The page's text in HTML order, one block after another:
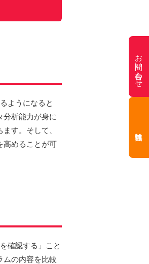
ようになると
分析能力が身に
す。そして、
高めることが可
確認する」こと
ムの内容を比較
お問い合わせ